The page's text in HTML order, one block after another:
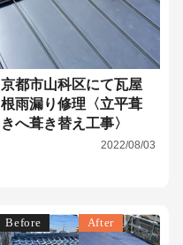
京都市山科区にて瓦屋
根雨漏り修理〈立平葺
きへ葺き替え工事〉
2022/08/03
Before After